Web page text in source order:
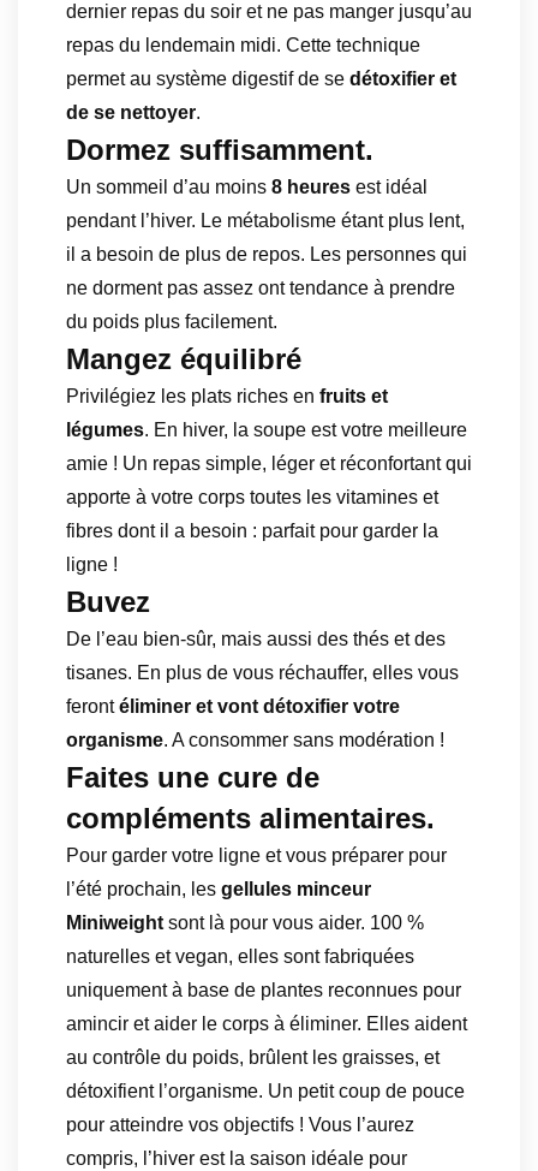
dernier repas du soir et ne pas manger jusqu’au
repas du lendemain midi. Cette technique
permet au système digestif de se détoxifier et
de se nettoyer.
Dormez suffisamment.
Un sommeil d’au moins 8 heures est idéal
pendant l’hiver. Le métabolisme étant plus lent,
il a besoin de plus de repos. Les personnes qui
ne dorment pas assez ont tendance à prendre
du poids plus facilement.
Mangez équilibré
Privilégiez les plats riches en fruits et
légumes. En hiver, la soupe est votre meilleure
amie ! Un repas simple, léger et réconfortant qui
apporte à votre corps toutes les vitamines et
fibres dont il a besoin : parfait pour garder la
ligne !
Buvez
De l’eau bien-sûr, mais aussi des thés et des
tisanes. En plus de vous réchauffer, elles vous
ferontéliminer et vont détoxifier votre
organisme. A consommer sans modération !
Faites une cure de
compléments alimentaires.
Pour garder votre ligne et vous préparer pour
l’été prochain, les gellules minceur
Miniweight sont là pour vous aider. 100 %
naturelles et vegan, elles sont fabriquées
uniquement à base de plantes reconnues pour
amincir et aider le corps à éliminer. Elles aident
au contrôle du poids, brûlent les graisses, et
détoxifient l’organisme. Un petit coup de pouce
pour atteindre vos objectifs ! Vous l’aurez
compris, l’hiver est la saison idéale pour